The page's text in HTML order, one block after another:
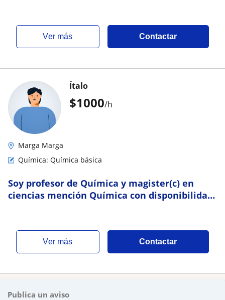
ver más Contactar
$1000/h
Ítalo
Marga Marga
Química: Química básica
Soy profesor de Química y magister(c) en
ciencias mención Química con disponibilidad
experiencia
ver más Contactar
Publica un aviso